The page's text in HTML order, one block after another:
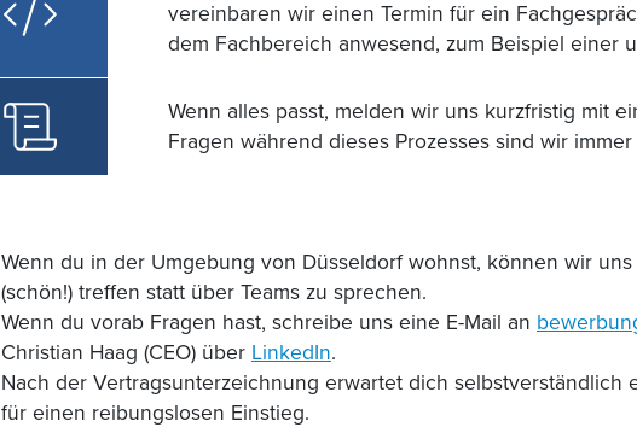
vereinbaren wir einen Termin für ein
dem Fachbereich anwesend, zum Beispiel einer
Wenn alles passt, melden wir uns kurzfristig mit
Fragen während dieses Prozesses sind wir
Wenn du in der Umgebung von Düsseldorf wohnst, können wir
(schön!) treffen statt über Teams zu sprechen.
Wenn du vorab Fragen hast, schreibe uns eine E-Mail an
Christian Haag (CEO) über LinkedIn.
Nach der Vertragsunterzeichnung erwartet dich selbstverständlich
für einen reibungslosen Einstieg.